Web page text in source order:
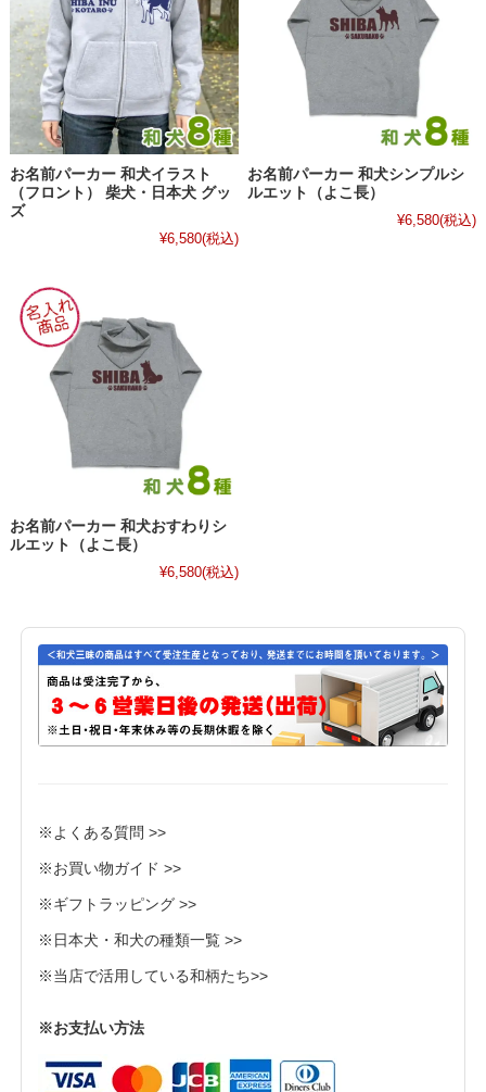
お名前パーカー 和犬イラスト
（フロント） 柴犬・日本犬 グッ
ズ
¥6,580(税込)
お名前パーカー 和犬シンプルシ
ルエット（よこ長）
¥6,580(税込)
お名前パーカー 和犬おすわりシ
ルエット（よこ長）
¥6,580(税込)
※よくある質問 >>
※お買い物ガイド >>
※ギフトラッピング >>
※日本犬・和犬の種類一覧 >>
※当店で活用している和柄たち>>
※お支払い方法